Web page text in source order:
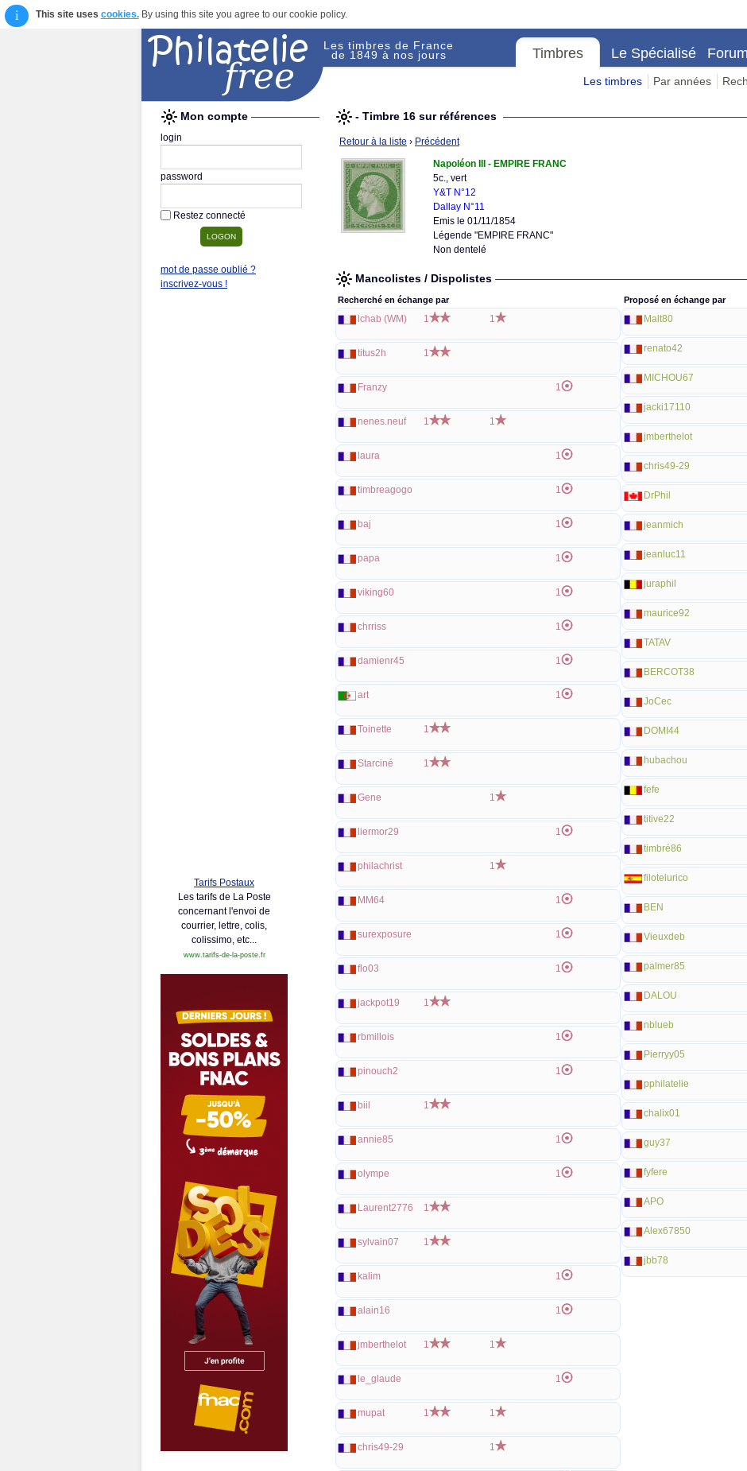
i This site uses cookies.By using this site you agree to our cookie policy.
Les timbres de France
de 1849 à nos jours Timbres Le Spécialisé Forum
Les timbres Par années
Mon compte
login
password
Restez connecté
mot de passe oublié ?
inscrivez-vous !
Tarifs Postaux
Les tarifs de La Poste
concernant l'envoi de
courrier, lettre, colis,
colissimo, etc...
www.tarifs-de-la-poste.fr
- Timbre 16 sur références
Retour à la liste › Précédent
Napoléon III - EMPIRE FRANC
5c., vert
Y&T N°12
Dallay N°11
Emis le 01/11/1854
Légende "EMPIRE FRANC"
Non dentelé
Mancolistes / Dispolistes
Recherché en échange par
lchab (WM) 1 1
titus2h 1
Franzy 1
nenes.neuf 1 1
laura 1
timbreagogo 1
baj 1
papa 1
viking60 1
chrriss 1
damienr45 1
art 1
Toinette 1
Starciné 1
Gene 1
liermor29 1
philachrist 1
MM64 1
surexposure 1
flo03 1
jackpot19 1
rbmillois 1
pinouch2 1
biil 1
annie85 1
olympe 1
Laurent2776 1
sylvain07 1
kalim 1
alain16 1
jmberthelot 1 1
le_glaude 1
mupat 1 1
chris49-29 1
Proposé en échange par
Malt80
renato42
MICHOU67
jacki17110
jmberthelot
chris49-29
DrPhil
jeanmich
jeanluc11
juraphil
maurice92
TATAV
BERCOT38
JoCec
DOMI44
hubachou
fefe
titive22
timbré86
filotelurico
BEN
Vieuxdeb
palmer85
DALOU
nblueb
Pierryy05
pphilatelie
chalix01
guy37
fyfere
APO
Alex67850
jbb78